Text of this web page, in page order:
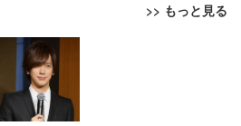
>> もっと見る
フィスチェア 椅子 テレワーク 疲れな
式アームレスト コンパクト 約105度ロッ
務椅子 360度回転 座面昇降 強化ナイロ
通気性メッシュ 在宅ワーク H-WY01
足)
ス向けプレミアムモニター | FlexScan
| 31.5型4K UHD・USB Type-C・ホワ
シック ペットシーツ 薄型 レギュラー 1
無香料 ホワイト 300枚